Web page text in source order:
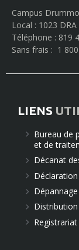
Campus
Local : 1023 DRA
Téléphone : 819
Sans frais : 1
LIENS
Bureau de
et de
Décanat
Déclaration
Registrariat